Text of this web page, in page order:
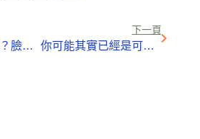
個人簡介太死板？臉書添「趣味問答」促進互動
下一頁
你可能其實已經是可口可樂的黑暗行銷的受害者，只是你不知道而已…